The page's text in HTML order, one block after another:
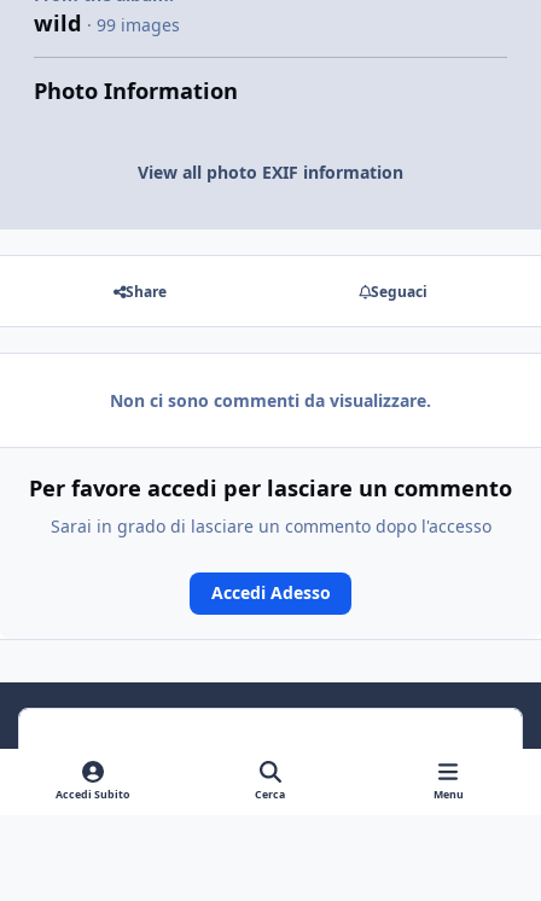
wild · 99 images
Photo Information
View all photo EXIF information
Share Seguaci
Non ci sono commenti da visualizzare.
Per favore accedi per lasciare un commento
Sarai in grado di lasciare un commento dopo l'accesso
Accedi Adesso
Accedi Subito Cerca Menu